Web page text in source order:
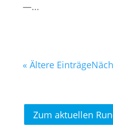
—...
« Ältere Einträge
Zum aktuellen